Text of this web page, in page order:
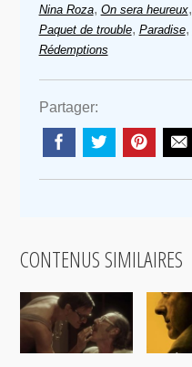
Nina Roza, On sera heureux,
Paquet de trouble, Paradise,
Rédemptions
Partager:
CONTENUS SIMILAIRES